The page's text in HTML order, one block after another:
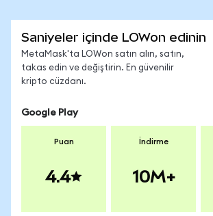
Saniyeler içinde LOWon edinin
MetaMask'ta LOWon satın alın, satın,
takas edin ve değiştirin. En güvenilir
kripto cüzdanı.
Google Play
Puan
4.4
İndirme
10M+